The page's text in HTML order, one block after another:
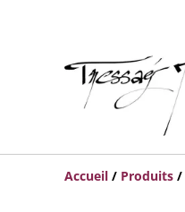
Accueil / Produits /